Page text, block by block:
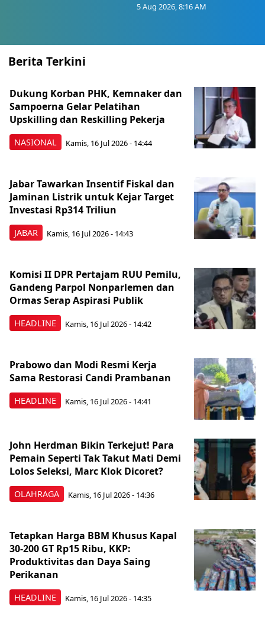
5 Aug 2026, 8:16 AM
Berita Terkini
NASIONAL
Dukung Korban PHK, Kemnaker dan
Sampoerna Gelar Pelatihan
Upskilling dan Reskilling Pekerja
Kamis, 16 Jul 2026 - 14:44
JABAR
Jabar Tawarkan Insentif Fiskal dan
Jaminan Listrik untuk Kejar Target
Investasi Rp314 Triliun
Kamis, 16 Jul 2026 - 14:43
HEADLINE
Komisi II DPR Pertajam RUU Pemilu,
Gandeng Parpol Nonparlemen dan
Ormas Serap Aspirasi Publik
Kamis, 16 Jul 2026 - 14:42
HEADLINE
Prabowo dan Modi Resmi Kerja
Sama Restorasi Candi Prambanan
Kamis, 16 Jul 2026 - 14:41
OLAHRAGA
John Herdman Bikin Terkejut! Para
Pemain Seperti Tak Takut Mati Demi
Lolos Seleksi, Marc Klok Dicoret?
Kamis, 16 Jul 2026 - 14:36
HEADLINE
Tetapkan Harga BBM Khusus Kapal
30-200 GT Rp15 Ribu, KKP:
Produktivitas dan Daya Saing
Perikanan
Kamis, 16 Jul 2026 - 14:35